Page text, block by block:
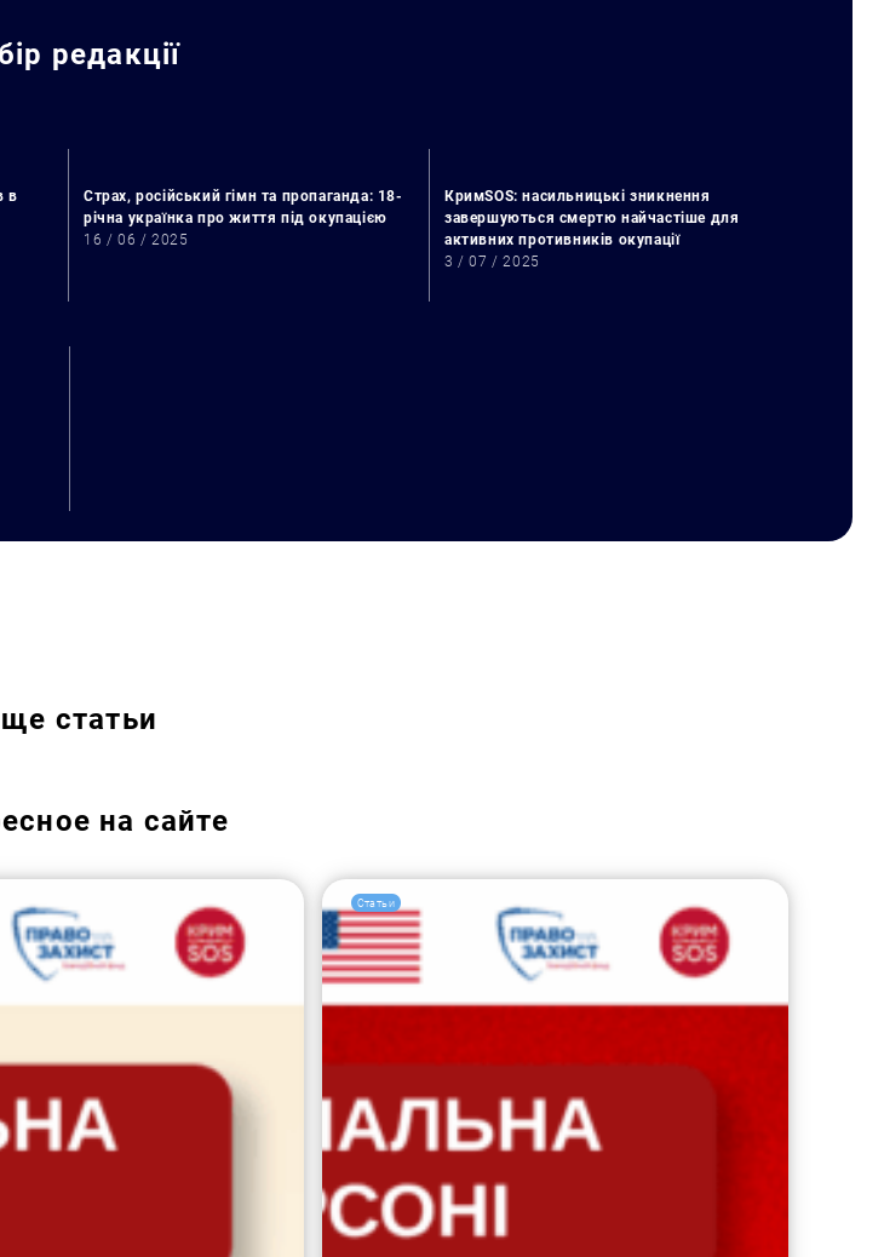
редакції
в
Страх, російський гімн та пропаганда: 18-
річна українка про життя під окупацією
16 / 06 / 2025
КримSOS: насильницькі зникнення
завершуються смертю найчастіше для
активних противників окупації
3 / 07 / 2025
статьи
на сайте
Статьи